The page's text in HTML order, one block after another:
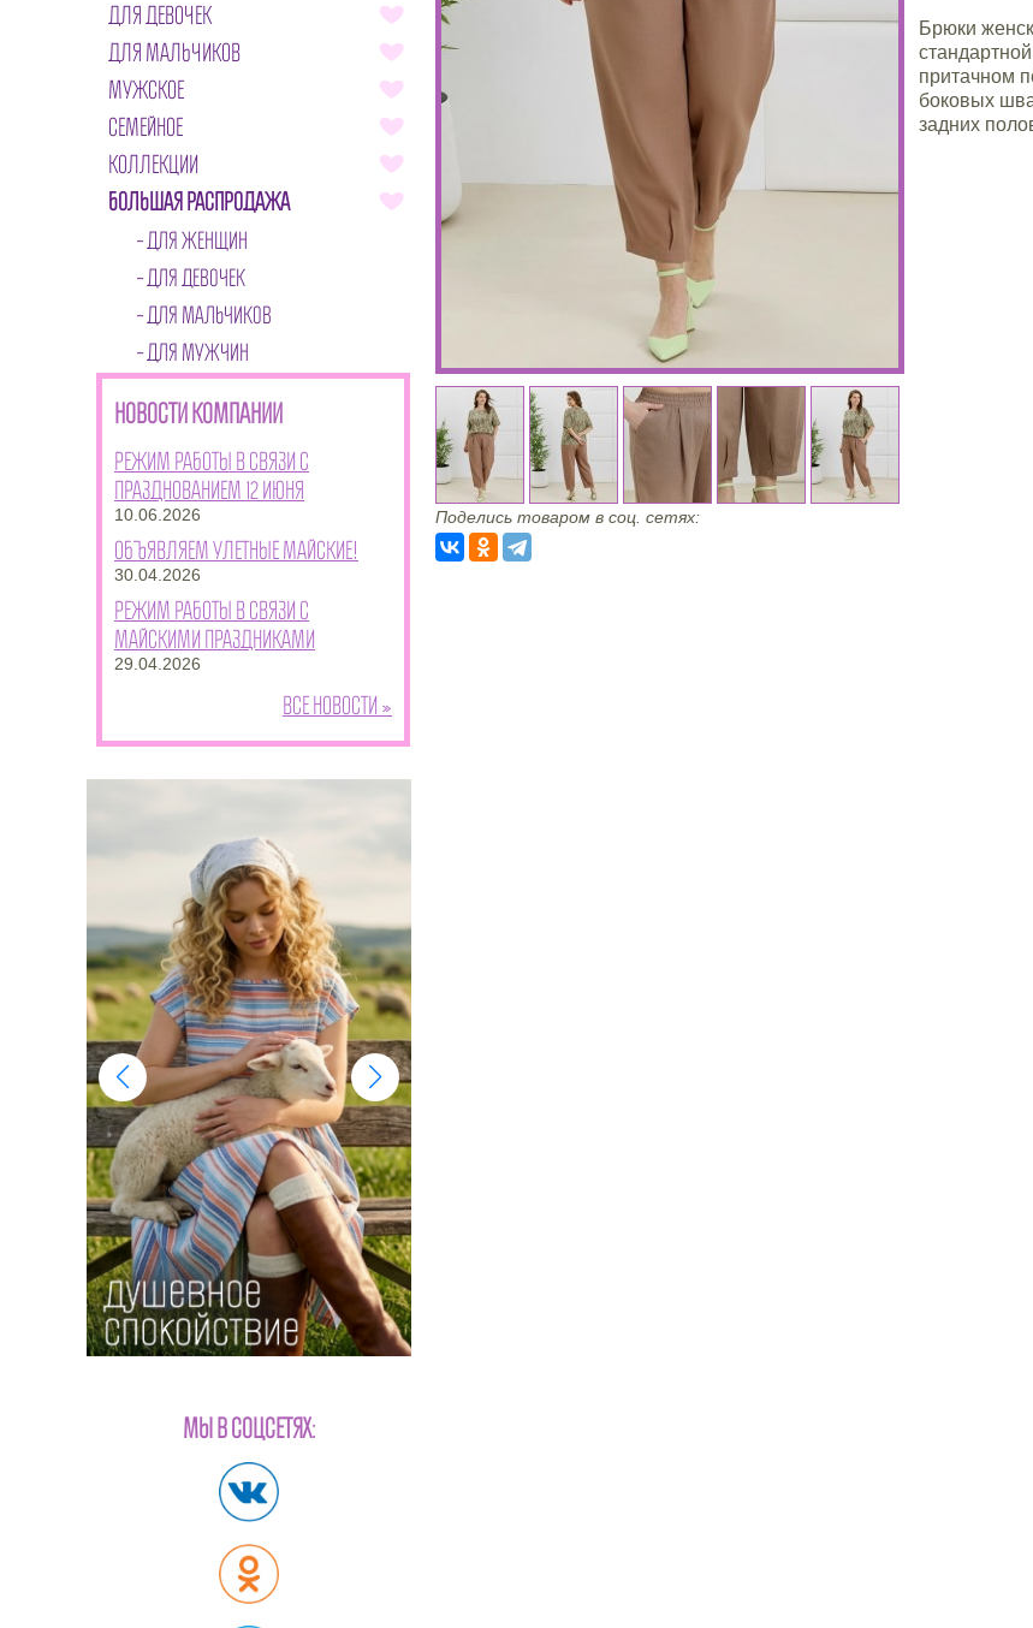
ДЛЯ ДЕВОЧЕК
ДЛЯ МАЛЬЧИКОВ
МУЖСКОЕ
СЕМЕЙНОЕ
КОЛЛЕКЦИИ
БОЛЬШАЯ РАСПРОДАЖА
ДЛЯ ЖЕНЩИН
ДЛЯ ДЕВОЧЕК
ДЛЯ МАЛЬЧИКОВ
ДЛЯ МУЖЧИН
НОВОСТИ КОМПАНИИ
Режим работы в связи с
празднованием 12 июня
10.06.2026
Объявляем улетные майские!
30.04.2026
Режим работы в связи с
майскими праздниками
29.04.2026
Все новости »
МЫ В СОЦСЕТЯХ:
Брюки
притачном
боковых
задних
Поделись товаром в соц. сетях: